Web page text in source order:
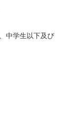
中学生以下及び